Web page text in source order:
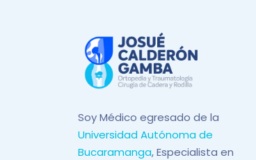
Soy Médico egresado de la
Universidad Autónoma de
Bucaramanga, Especialista en